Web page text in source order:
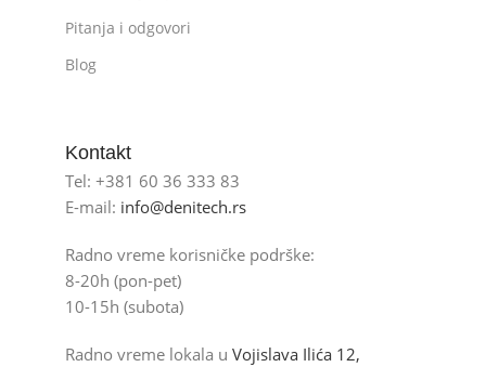
Pitanja i odgovori
Blog
Kontakt
Tel: +381 60 36 333 83
E-mail: info@denitech.rs
Radno vreme korisničke podrške:
8-20h (pon-pet)
10-15h (subota)
Radno vreme lokala u Vojislava Ilića 12,